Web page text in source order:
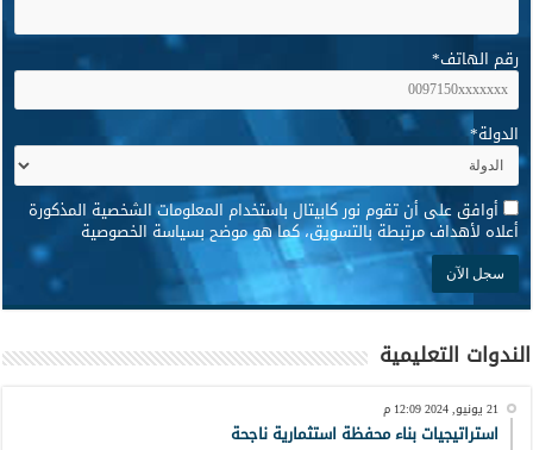
رقم الهاتف*
الدولة*
* أوافق على أن تقوم نور كابيتال باستخدام المعلومات الشخصية المذكورة
أعلاه لأهداف مرتبطة بالتسويق، كما هو موضح بسياسة الخصوصية
الندوات التعليمية
21 يونيو, 2024 12:09 م
استراتيجيات بناء محفظة استثمارية ناجحة